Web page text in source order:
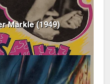
Markle (1949)